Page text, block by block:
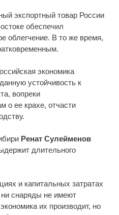
экспортный товар России
обеспечил
облегчение. В то же время,
экономика
устойчивость к
вопреки
о ее крахе, отчасти
Ренат Сулейменов
длительного
и капитальных затратах
снаряды не имеют
их производит, но